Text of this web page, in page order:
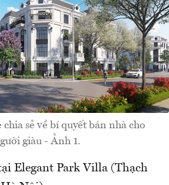
sẻ về bí quyết bán nhà cho
giàu - Ảnh 1.
Elegant Park Villa (Thạch